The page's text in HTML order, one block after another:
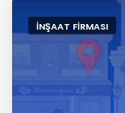
İNŞAAT FIRMASI